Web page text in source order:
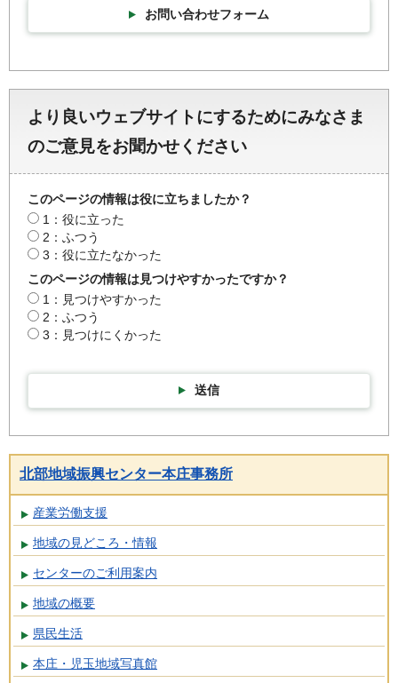
お問い合わせフォーム
より良いウェブサイトにするためにみなさま
のご意見をお聞かせください
このページの情報は役に立ちましたか？
1：役に立った
2：ふつう
3：役に立たなかった
このページの情報は見つけやすかったですか？
1：見つけやすかった
2：ふつう
3：見つけにくかった
送信
北部地域振興センター本庄事務所
産業労働支援
地域の見どころ・情報
センターのご利用案内
地域の概要
県民生活
本庄・児玉地域写真館